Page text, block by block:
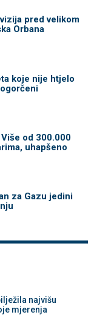
pred velikom
Orbana
koje nije htjelo
od 300.000
uhapšeno
za Gazu jedini
najvišu
mjerenja